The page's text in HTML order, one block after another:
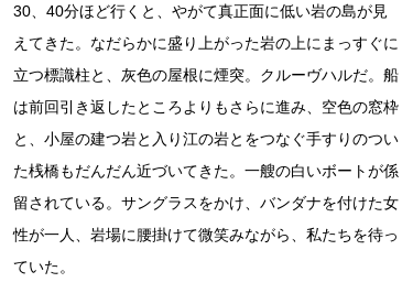
30、40分ほど行くと、やがて真正面に低い岩の島が見
えてきた。なだらかに盛り上がった岩の上にまっすぐに
立つ標識柱と、灰色の屋根に煙突。クルーヴハルだ。船
は前回引き返したところよりもさらに進み、空色の窓枠
と、小屋の建つ岩と入り江の岩とをつなぐ手すりのつい
た桟橋もだんだん近づいてきた。一艘の白いボートが係
留されている。サングラスをかけ、バンダナを付けた女
性が一人、岩場に腰掛けて微笑みながら、私たちを待っ
ていた。